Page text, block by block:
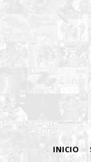
INICIO